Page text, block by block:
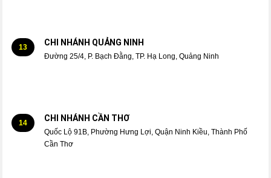
13 CHI NHÁNH QUẢNG NINH
Đường 25/4, P. Bạch Đằng, TP. Hạ Long, Quảng Ninh
14 CHI NHÁNH CẦN THƠ
Quốc Lộ 91B, Phường Hưng Lợi, Quận Ninh Kiều, Thành Phố
Cần Thơ